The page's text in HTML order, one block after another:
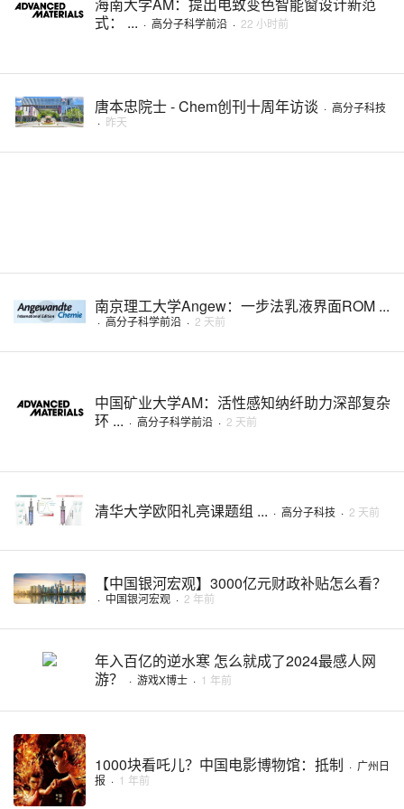
海南大学AM：提出电致变色智能窗设计新范
式： ... · 高分子科学前沿 · 22 小时前
唐本忠院士 - Chem创刊十周年访谈 · 高分子科技
· 昨天
南京理工大学Angew：一步法乳液界面ROM ...
· 高分子科学前沿 · 2 天前
中国矿业大学AM：活性感知纳纤助力深部复杂
环 ... · 高分子科学前沿 · 2 天前
清华大学欧阳礼亮课题组 ... · 高分子科技 · 2 天前
【中国银河宏观】3000亿元财政补贴怎么看？
· 中国银河宏观 · 2 年前
年入百亿的逆水寒 怎么就成了2024最感人网
游？
· 游戏X博士 · 1 年前
1000块看吒儿？中国电影博物馆：抵制 · 广州日
报 · 1 年前